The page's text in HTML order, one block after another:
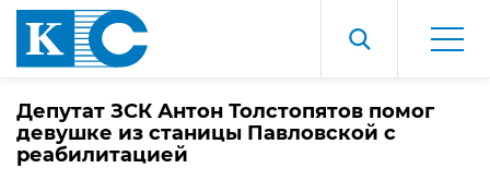
Депутат ЗСК Антон Толстопятов помог
девушке из станицы Павловской с
реабилитацией